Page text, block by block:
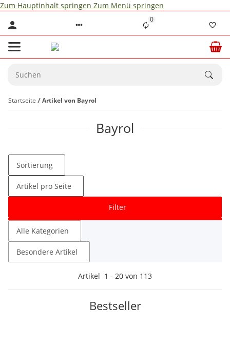
Zum Hauptinhalt springen Zum Menü springen
0
Startseite Artikel von Bayrol
Bayrol
Filter
Sortierung
Artikel pro Seite
Alle Kategorien
Besondere Artikel
Artikel 1 - 20 von 113
Bestseller